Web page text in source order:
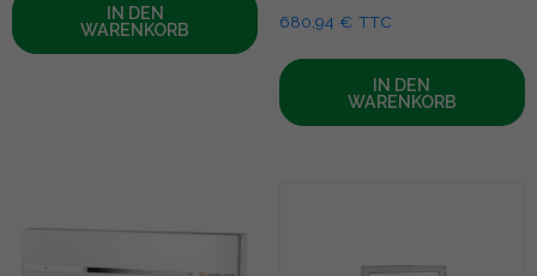
IN DEN
WARENKORB
680,94 € TTC
IN DEN
WARENKORB